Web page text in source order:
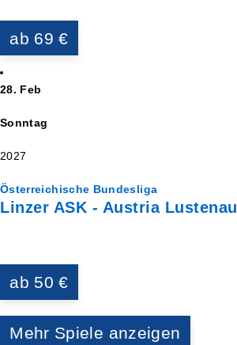
ab 69 €
28. Feb
Sonntag
2027
Österreichische Bundesliga
Linzer ASK - Austria Lustenau
ab 50 €
Mehr Spiele anzeigen